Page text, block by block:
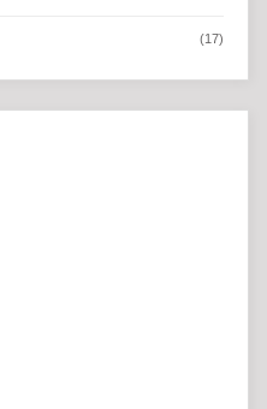
(17)